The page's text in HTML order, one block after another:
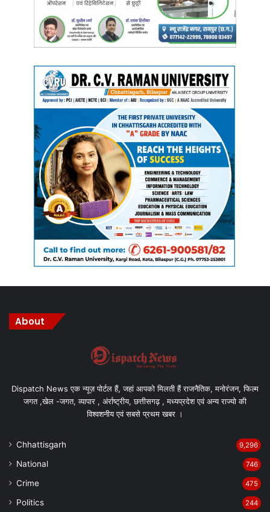
About
Dispatch News एक न्यूज़ पोर्टल हैं, जहां आपको मिलती हैं राजनैतिक, मनोरंजन, फिल्म
जगत ,खेल -जगत, व्यापार , अंर्राष्ट्रीय, छत्तीसगढ़ , मध्यप्रदेश एवं अन्य राज्यो की
विश्वशनीय एवं सबसे प्रथम खबर ।
Chhattisgarh 9,296
National 746
Crime 475
Politics 244